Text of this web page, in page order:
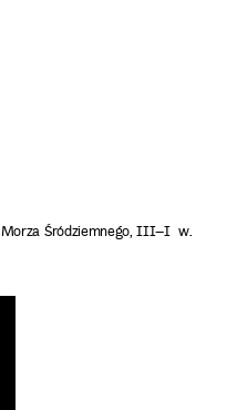
Morza Śródziemnego, III–I w.